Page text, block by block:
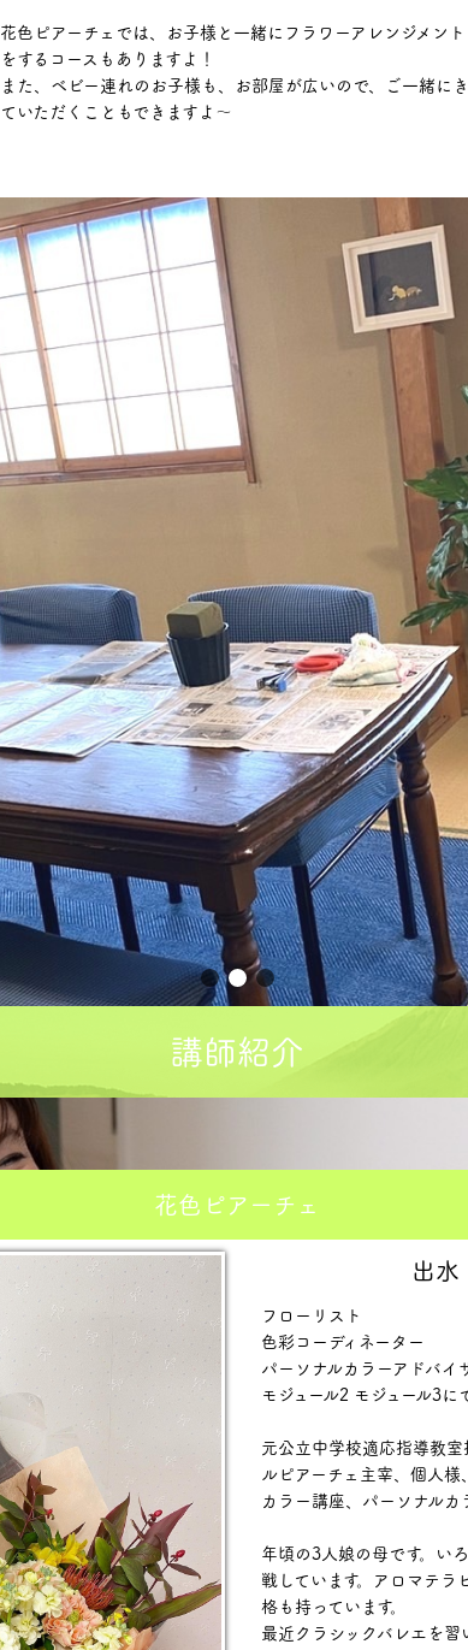
花色ピアーチェでは、お子様と一緒にフラワーアレンジメント
をするコースもありますよ！
また、ベビー連れのお子様も、お部屋が広いので、ご一緒にき
ていただくこともできますよ〜
講師紹介
花色ピアーチェ
出
フローリスト
色彩コーディネーター
パーソナルカラーアドバイ
モジュール2 モジュール3
元公立中学校適応指導教
ルピアーチェ主宰、個人
カラー講座、パーソナルカ
年頃の3人娘の母です。い
戦しています。アロマテラ
格も持っています。
最近クラシックバレエを習